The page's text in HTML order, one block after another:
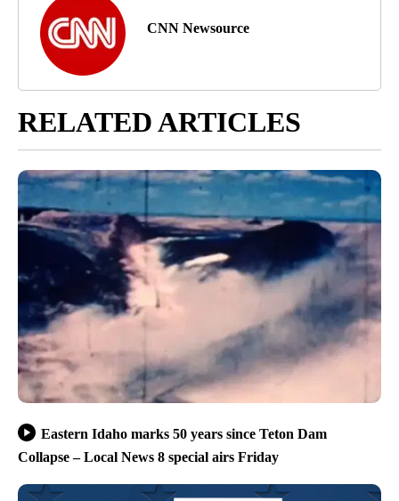
CNN Newsource
RELATED ARTICLES
Eastern Idaho marks 50 years since Teton Dam
Collapse – Local News 8 special airs Friday